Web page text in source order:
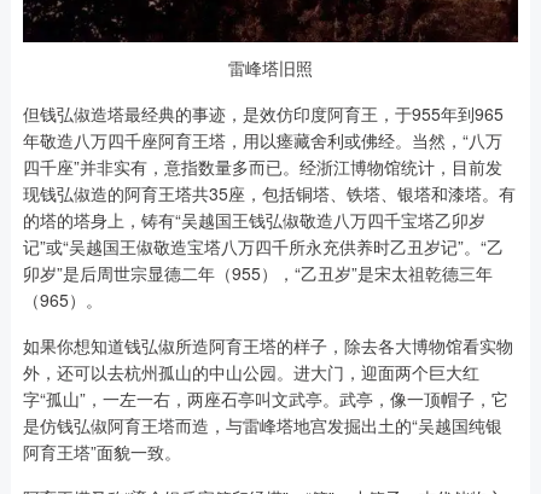
雷峰塔旧照
但钱弘俶造塔最经典的事迹，是效仿印度阿育王，于955年到965
年敬造八万四千座阿育王塔，用以瘗藏舍利或佛经。当然，“八万
四千座”并非实有，意指数量多而已。经浙江博物馆统计，目前发
现钱弘俶造的阿育王塔共35座，包括铜塔、铁塔、银塔和漆塔。有
的塔的塔身上，铸有“吴越国王钱弘俶敬造八万四千宝塔乙卯岁
记”或“吴越国王俶敬造宝塔八万四千所永充供养时乙丑岁记”。“乙
卯岁”是后周世宗显德二年（955），“乙丑岁”是宋太祖乾德三年
（965）。
如果你想知道钱弘俶所造阿育王塔的样子，除去各大博物馆看实物
外，还可以去杭州孤山的中山公园。进大门，迎面两个巨大红
字“孤山”，一左一右，两座石亭叫文武亭。武亭，像一顶帽子，它
是仿钱弘俶阿育王塔而造，与雷峰塔地宫发掘出土的“吴越国纯银
阿育王塔”面貌一致。